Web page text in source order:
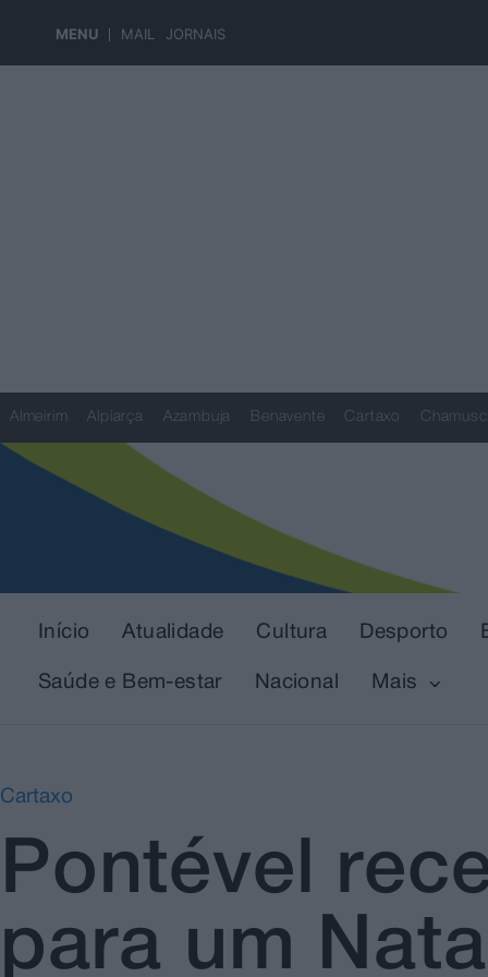
MENU MAIL JORNAIS
Almeirim Alpiarça Azambuja Benavente Cartaxo
Início Atualidade Cultura Desporto
Saúde e Bem-estar Nacional Mais
Cartaxo
Pontével
para um